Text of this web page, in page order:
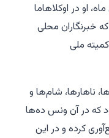
او در اوکلاهاما
خبرنگاران محلی
برای کمیته ملی
ناهارها، شام‌ها و
که در آن ونس ده‌ها
کرده و در این